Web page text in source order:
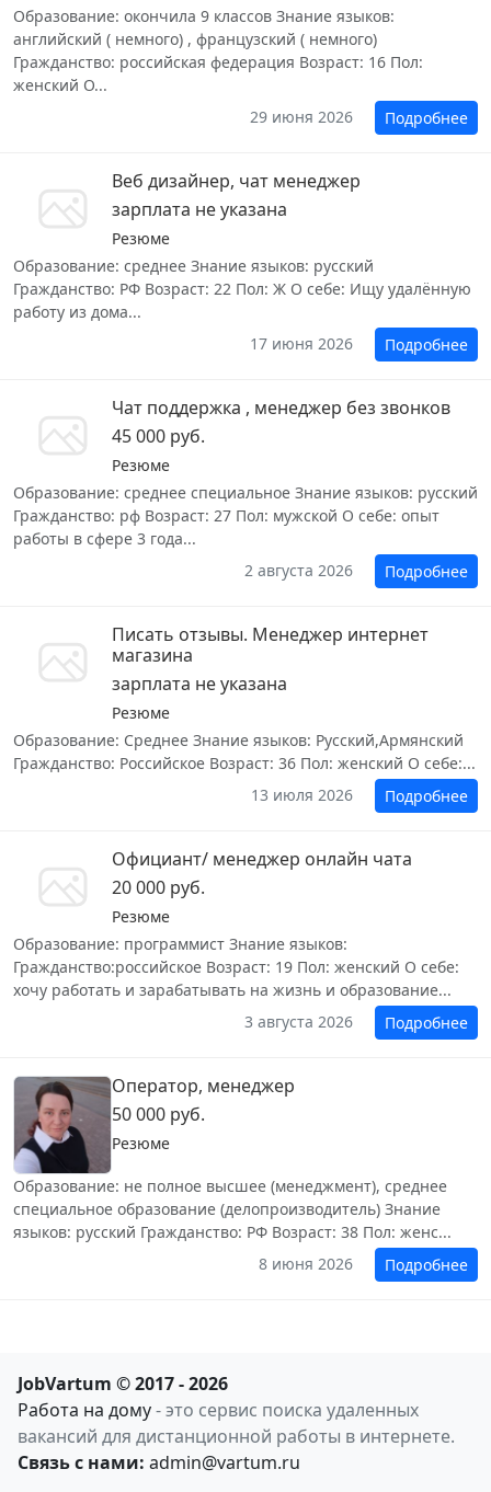
Образование: окончила 9 классов Знание языков:
английский ( немного) , французский ( немного)
Гражданство: российская федерация Возраст: 16 Пол:
женский О...
29 июня 2026
Подробнее
Веб дизайнер, чат менеджер
зарплата не указана
Резюме
Образование: среднее Знание языков: русский
Гражданство: РФ Возраст: 22 Пол: Ж О себе: Ищу удалённую
работу из дома...
17 июня 2026
Подробнее
Чат поддержка , менеджер без звонков
45 000 руб.
Резюме
Образование: среднее специальное Знание языков: русский
Гражданство: рф Возраст: 27 Пол: мужской О себе: опыт
работы в сфере 3 года...
2 августа 2026
Подробнее
Писать отзывы. Менеджер интернет
магазина
зарплата не указана
Резюме
Образование: Среднее Знание языков: Русский,Армянский
Гражданство: Российское Возраст: 36 Пол: женский О себе:...
13 июля 2026
Подробнее
Официант/ менеджер онлайн чата
20 000 руб.
Резюме
Образование: программист Знание языков:
Гражданство:российское Возраст: 19 Пол: женский О себе:
хочу работать и зарабатывать на жизнь и образование...
3 августа 2026
Подробнее
Оператор, менеджер
50 000 руб.
Резюме
Образование: не полное высшее (менеджмент), среднее
специальное образование (делопроизводитель) Знание
языков: русский Гражданство: РФ Возраст: 38 Пол: женс...
8 июня 2026
Подробнее
JobVartum © 2017 - 2026
Работа на дому- это сервис поиска удаленных
вакансий для дистанционной работы в интернете.
Связь с нами: admin@vartum.ru